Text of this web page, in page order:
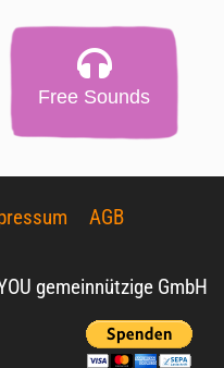
Free Sounds
AGB
gemeinnützige GmbH